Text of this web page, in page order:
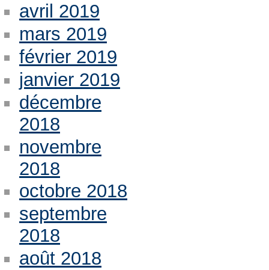
avril 2019
mars 2019
février 2019
janvier 2019
décembre
2018
novembre
2018
octobre 2018
septembre
2018
août 2018